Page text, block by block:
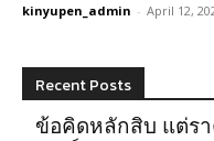
kinyupen_admin - April 12,
Recent Posts
ข้อคิดหลักสิบ แต่ร